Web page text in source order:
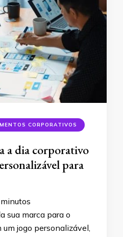
CORPORATIVOS
a dia corporativo
para
minutos
sua marca para o
jogo personalizável,